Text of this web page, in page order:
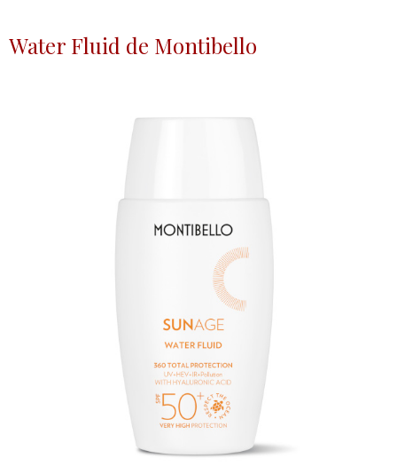
Water Fluid de Montibello